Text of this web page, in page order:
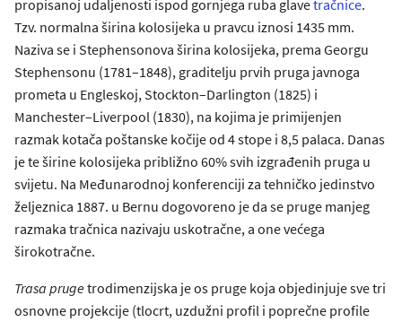
propisanoj udaljenosti ispod gornjega ruba glavetračnice.
Tzv. normalna širina kolosijeka u pravcu iznosi 1435 mm.
Naziva se i Stephensonova širina kolosijeka, prema Georgu
Stephensonu (1781–1848), graditelju prvih pruga javnoga
prometa u Engleskoj, Stockton–Darlington (1825) i
Manchester–Liverpool (1830), na kojima je primijenjen
razmak kotača poštanske kočije od 4 stope i 8,5 palaca. Danas
je te širine kolosijeka približno 60% svih izgrađenih pruga u
svijetu. Na Međunarodnoj konferenciji za tehničko jedinstvo
željeznica 1887. u Bernu dogovoreno je da se pruge manjeg
razmaka tračnica nazivaju uskotračne, a one većega
širokotračne.
Trasa prugetrodimenzijska je os pruge koja objedinjuje sve tri
osnovne projekcije (tlocrt, uzdužni profil i poprečne profile